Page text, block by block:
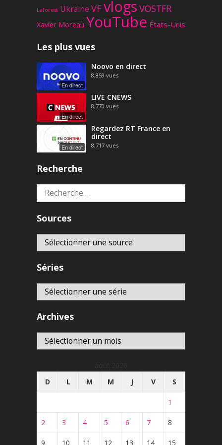
Laforest Ukraine VFvlogs VOSTFR
Xavier Moreau YouTube États-Unis
Les plus vues
En direct
Noovo en direct
8,859 vues
En direct
LIVE CNEWS
8,770 vues
En direct
Regardez RT France en
direct
8,717 vues
Recherche
Rechercher :
Sources
Séries
Archives
Archives
D
L M M J V S
1
2 3 4 5 6 7 8
9 10 11 12 13 14 15